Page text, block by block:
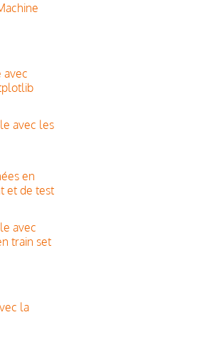
avec
avec les
en
et de test
avec
train set
la